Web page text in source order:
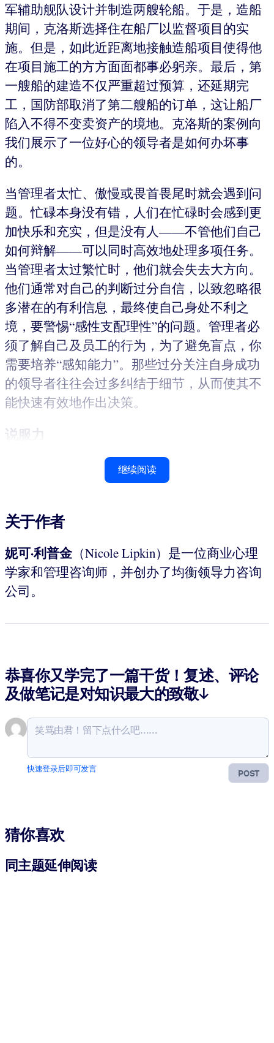
军辅助舰队设计并制造两艘轮船。于是，造船
期间，克洛斯选择住在船厂以监督项目的实
施。但是，如此近距离地接触造船项目使得他
在项目施工的方方面面都事必躬亲。最后，第
一艘船的建造不仅严重超过预算，还延期完
工，国防部取消了第二艘船的订单，这让船厂
陷入不得不变卖资产的境地。克洛斯的案例向
我们展示了一位好心的领导者是如何办坏事
的。
当管理者太忙、傲慢或畏首畏尾时就会遇到问
题。忙碌本身没有错，人们在忙碌时会感到更
加快乐和充实，但是没有人——不管他们自己
如何辩解——可以同时高效地处理多项任务。
当管理者太过繁忙时，他们就会失去大方向。
他们通常对自己的判断过分自信，以致忽略很
多潜在的有利信息，最终使自己身处不利之
境，要警惕“感性支配理性”的问题。管理者必
须了解自己及员工的行为，为了避免盲点，你
需要培养“感知能力”。那些过分关注自身成功
的领导者往往会过多纠结于细节，从而使其不
能快速有效地作出决策。
说服力
继续阅读
关于作者
妮可·利普金 （Nicole Lipkin）是一位商业心理
学家和管理咨询师，并创办了均衡领导力咨询
公司。
恭喜你又学完了一篇干货！复述、评论
及做笔记是对知识最大的致敬↓
POST
快速登录后即可发言
猜你喜欢
同主题延伸阅读